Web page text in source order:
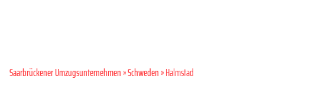
Saarbrückener Umzugsunternehmen»Schweden» Halmstad